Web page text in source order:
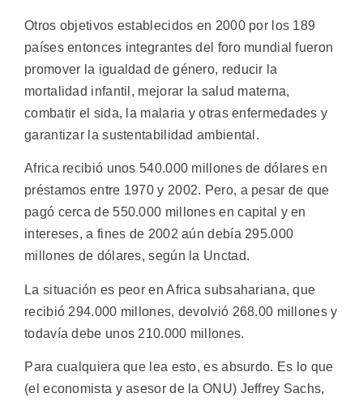
Otros objetivos establecidos en 2000 por los 189
países entonces integrantes del foro mundial fueron
promover la igualdad de género, reducir la
mortalidad infantil, mejorar la salud materna,
combatir el sida, la malaria y otras enfermedades y
garantizar la sustentabilidad ambiental.
Africa recibió unos 540.000 millones de dólares en
préstamos entre 1970 y 2002. Pero, a pesar de que
pagó cerca de 550.000 millones en capital y en
intereses, a fines de 2002 aún debía 295.000
millones de dólares, según la Unctad.
La situación es peor en Africa subsahariana, que
recibió 294.000 millones, devolvió 268.00 millones y
todavía debe unos 210.000 millones.
Para cualquiera que lea esto, es absurdo. Es lo que
(el economista y asesor de la ONU) Jeffrey Sachs,